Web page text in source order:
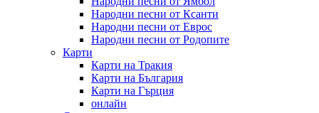
Народни песни от Ксанти
Народни песни от Еврос
Народни песни от Родопите
Карти
Карти на Тракия
Карти на България
Карти на Гърция
онлайн